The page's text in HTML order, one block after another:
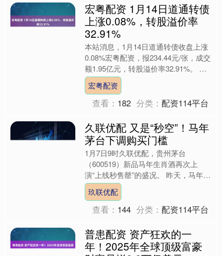
宏粤配资 1月14日道通转债
上涨0.08%，转股溢价率
32.91%
本站消息，1月14日道通转债收盘上涨
0.08%宏粤配资，报234.44元/张，成交
额1.95亿元，转股溢价率32.91%。 资
料显示，道通转债信用级别为“AA”....
宏粤配资
查看： 182 分类：配资114平台
久联优配 又是“秒空”！马年
茅台下调购买门槛
1月7日9时久联优配，贵州茅台
（600519）新品马年生肖酒再次上
演“上线秒售罄”的盛况。 昨天，马年生
肖茅台正式在i茅台app上市发售，在白
酒行业调整加剧的大....
玖联优配
查看： 144 分类：配资114平台
普患配资 资产狂欢的一
年！2025年全球顶级富豪